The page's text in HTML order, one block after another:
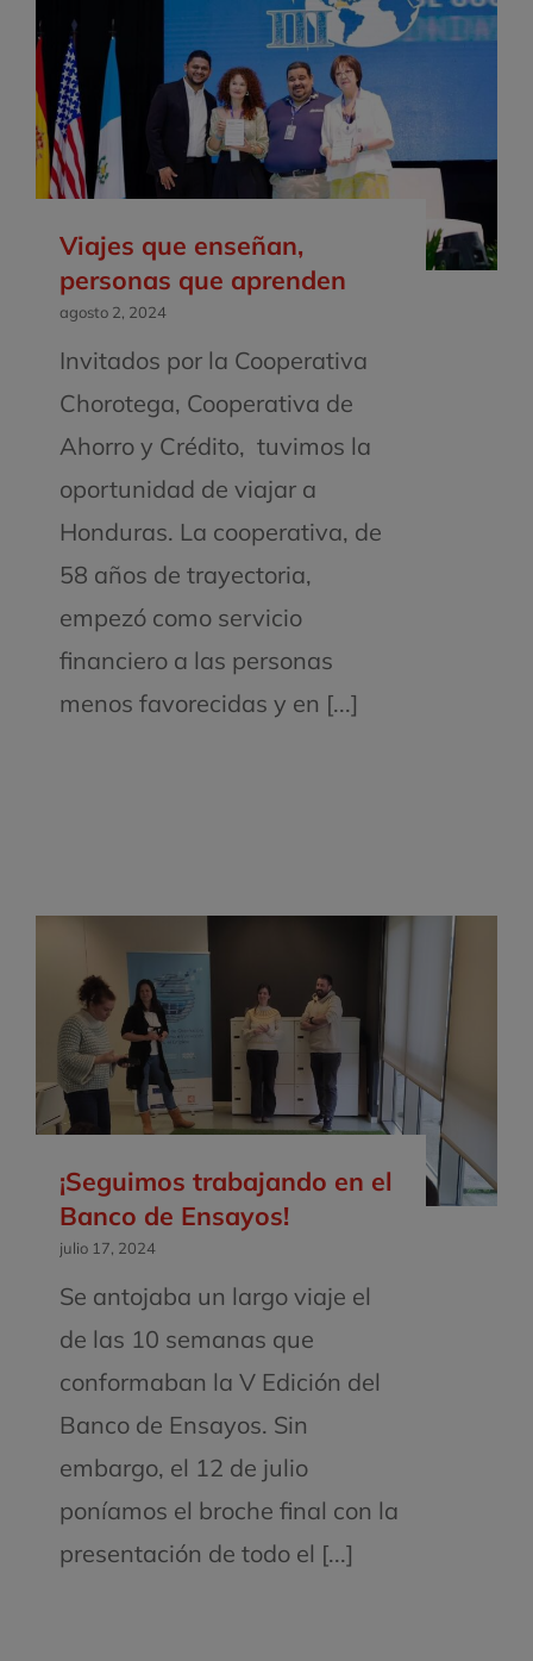
Viajes que enseñan,
personas que aprenden
agosto 2, 2024
Invitados por la Cooperativa
Chorotega, Cooperativa de
Ahorro y Crédito, tuvimos la
oportunidad de viajar a
Honduras. La cooperativa, de
58 años de trayectoria,
empezó como servicio
financiero a las personas
menos favorecidas y en [...]
¡Seguimos trabajando en el
Banco de Ensayos!
julio 17, 2024
Se antojaba un largo viaje el
de las 10 semanas que
conformaban la V Edición del
Banco de Ensayos. Sin
embargo, el 12 de julio
poníamos el broche final con la
presentación de todo el [...]